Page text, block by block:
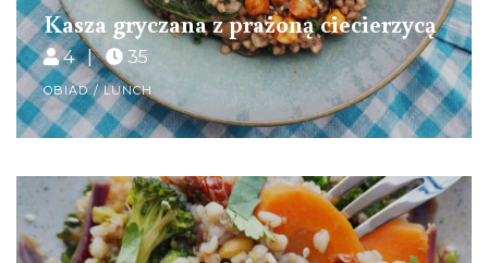
Kasza gryczana z prażoną ciecierzycą
4 | 35
OBIAD / LUNCH